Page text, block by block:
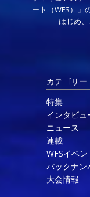
ート（WFS）」
はじめ
カテゴリー
特集
インタビュ
ニュース
連載
WFSイベン
バックナン
大会情報